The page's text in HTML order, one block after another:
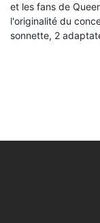
et les fans de
l'originalité du
sonnette, 2